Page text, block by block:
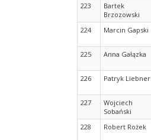
223
Bartek
Brzozowski
224 Marcin Gapski
225 Anna Gałązka
226 Patryk Liebner
227
Wojciech
Sobański
228 Robert Rożek